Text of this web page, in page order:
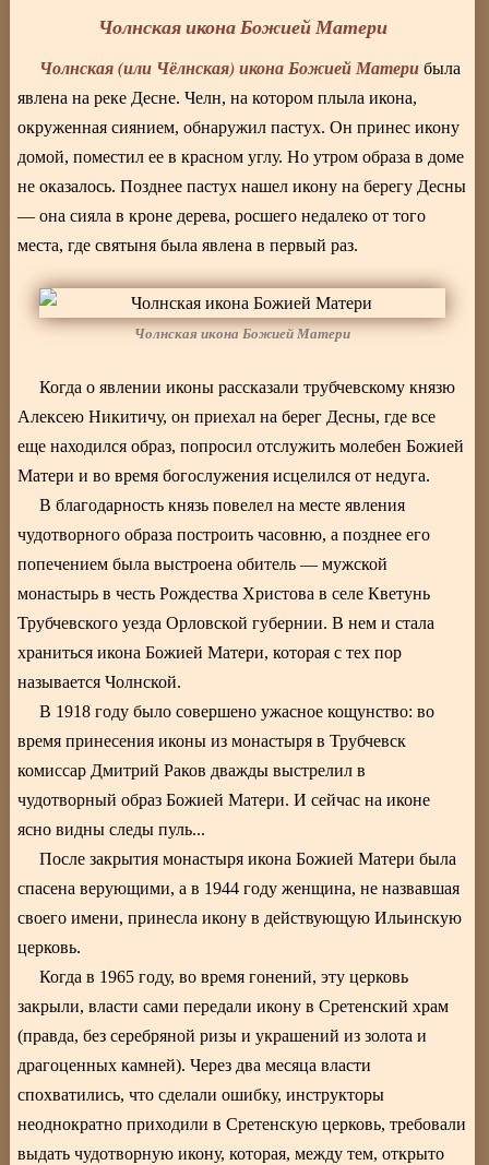
Чолнская икона Божией Матери
Чолнская (или Чёлнская) икона Божией Матери была
явлена на реке Десне. Челн, на котором плыла икона,
окруженная сиянием, обнаружил пастух. Он принес икону
домой, поместил ее в красном углу. Но утром образа в доме
не оказалось. Позднее пастух нашел икону на берегу Десны
— она сияла в кроне дерева, росшего недалеко от того
места, где святыня была явлена в первый раз.
Чолнская икона Божией Матери
Когда о явлении иконы рассказали трубчевскому князю
Алексею Никитичу, он приехал на берег Десны, где все
еще находился образ, попросил отслужить молебен Божией
Матери и во время богослужения исцелился от недуга.
В благодарность князь повелел на месте явления
чудотворного образа построить часовню, а позднее его
попечением была выстроена обитель — мужской
монастырь в честь Рождества Христова в селе Кветунь
Трубчевского уезда Орловской губернии. В нем и стала
храниться икона Божией Матери, которая с тех пор
называется Чолнской.
В 1918 году было совершено ужасное кощунство: во
время принесения иконы из монастыря в Трубчевск
комиссар Дмитрий Раков дважды выстрелил в
чудотворный образ Божией Матери. И сейчас на иконе
ясно видны следы пуль...
После закрытия монастыря икона Божией Матери была
спасена верующими, а в 1944 году женщина, не назвавшая
своего имени, принесла икону в действующую Ильинскую
церковь.
Когда в 1965 году, во время гонений, эту церковь
закрыли, власти сами передали икону в Сретенский храм
(правда, без серебряной ризы и украшений из золота и
драгоценных камней). Через два месяца власти
спохватились, что сделали ошибку, инструкторы
неоднократно приходили в Сретенскую церковь, требовали
выдать чудотворную икону, которая, между тем, открыто